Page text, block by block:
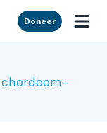
Doneer